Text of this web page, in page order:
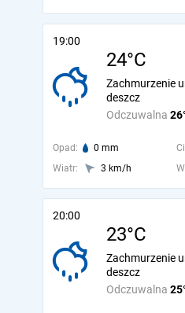
19:00
24°C
Odczuwalna
Zachmurzenie
deszcz
Opad: 0 mm
Wiatr:
3 km/h
20:00
23°C
Odczuwalna
Zachmurzenie
deszcz